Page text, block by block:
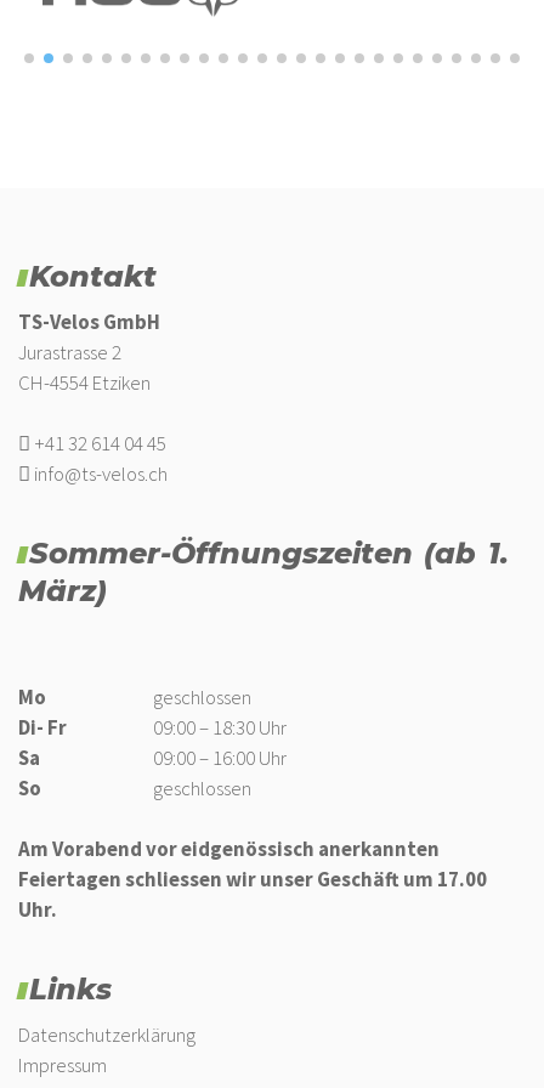
Gewicht: 265g (Gr.42)
Kontakt
TS-Velos GmbH
Jurastrasse 2
CH-4554 Etziken
+41 32 614 04 45
info@ts-velos.ch
Sommer-Öffnungszeiten (ab 1.
März)
Mo
geschlossen
Di- Fr
09:00 – 18:30 Uhr
Sa
09:00 – 16:00 Uhr
So
geschlossen
Am Vorabend vor eidgenössisch anerkannten
Feiertagen schliessen wir unser Geschäft um 17.00
Uhr.
Links
Datenschutzerklärung
Impressum